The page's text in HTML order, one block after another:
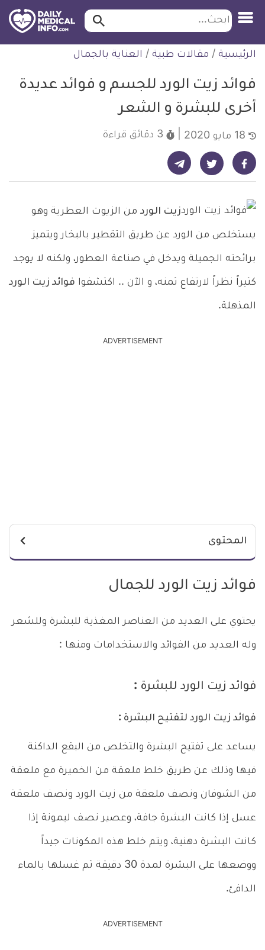
التخطي
للمحتوى
طبية
ابحث ابحث…
الرئيسية / مقالات طبية / العناية بالجمال
فوائد زيت الورد للجسم و فوائد عديدة
أخرى للبشرة و الشعر
3 دقائق قراءة
شارك على فيسبوك - ديلي ميديكال انفو شارك على تويتر - ديلي ميديكال انفو شارك على تيليجرام - ديلي ميديكال انفو
زيت الورد من الزيوت العطرية وهو
يستخلص من الورد عن طريق التقطير بالبخار ويتميز
برائحته الجميلة ويدخل في صناعة العطور، ولكنه لا يوجد
كثيراً نظراً لارتفاع ثمنه، و الآن .. اكتشفوا فوائد زيت الورد
المذهلة.
ADVERTISEMENT
المحتوى
فوائد زيت الورد للجمال
يحتوي على العديد من العناصر المغذية للبشرة وللشعر
وله العديد من الفوائد والاستخدامات ومنها :
فوائد زيت الورد للبشرة :
فوائد زيت الورد لتفتيح البشرة :
يساعد على تفتيح البشرة والتخلص من البقع الداكنة
فيها وذلك عن طريق خلط ملعقة من الخميرة مع ملعقة
من الشوفان ونصف ملعقة من زيت الورد ونصف ملعقة
عسل إذا كانت البشرة جافة، وعصير نصف ليمونة إذا
كانت البشرة دهنية، ويتم خلط هذه المكونات جيداً
ووضعها على البشرة لمدة 30 دقيقة ثم غسلها بالماء
الدافئ.
ADVERTISEMENT